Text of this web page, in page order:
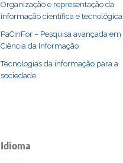
Organização e representação da
informação científica e tecnológica
PaCinFor – Pesquisa avançada em
Ciência da Informação
Tecnologias da informação para a
sociedade
Idioma